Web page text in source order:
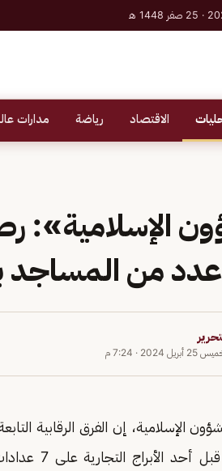
الاقتصاد رياضة مدارات
الإسلامية»:
عدد من المساجد
25 أبريل 2024 · 7:24 م
الإسلامية، إن الفرق الرقابية
اختلاساً